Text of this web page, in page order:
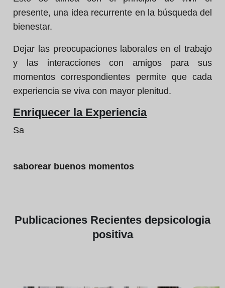
presente, una idea recurrente en la búsqueda del
bienestar.
Dejar las preocupaciones laborales en el trabajo
y las interacciones con amigos para sus
momentos correspondientes permite que cada
experiencia se viva con mayor plenitud.
Enriquecer la Experiencia
Sa
saborear buenos momentos
Publicaciones Recientes depsicologia
positiva